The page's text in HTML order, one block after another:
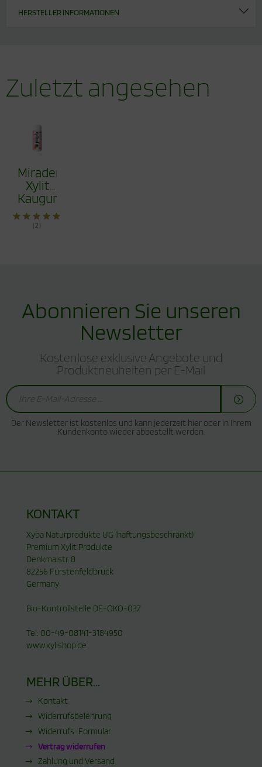
HERSTELLER INFORMATIONEN
Zuletzt angesehen
Miradent
Xylit
Kaugummi
Melone
30
(2)
Abonnieren Sie unseren
Newsletter
Kostenlose exklusive Angebote und
Produktneuheiten per E-Mail
Der Newsletter ist kostenlos und kann jederzeit hier oder in Ihrem
Kundenkonto wieder abbestellt werden.
KONTAKT
Xyba Naturprodukte UG (haftungsbeschränkt)
Premium Xylit Produkte
Denkmalstr. 8
82256 Fürstenfeldbruck
Germany
Bio-Kontrollstelle DE-ÖKO-037
Tel: 00-49-08141-3184950
www.xylishop.de
MEHR ÜBER...
Kontakt
Widerrufsbelehrung
Widerrufs-Formular
Vertrag widerrufen
Zahlung und Versand